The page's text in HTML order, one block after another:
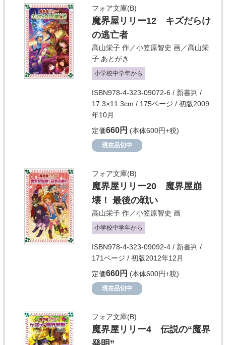
フォア文庫(B)
魔界屋リリー12 キズだらけ
の逃亡者
高山栄子 作／小笠原智史 画／高山栄
子 あとがき
小学校中学年から
ISBN978-4-323-09072-6 / 新書判 /
17.3×11.3cm / 175ページ / 初版2009
年10月
定価660円 (本体600円+税)
現在品切中
フォア文庫(B)
魔界屋リリー20 魔界屋崩
壊！ 最後の戦い
高山栄子 作／小笠原智史 画
小学校中学年から
ISBN978-4-323-09092-4 / 新書判 /
171ページ / 初版2012年12月
定価660円 (本体600円+税)
現在品切中
フォア文庫(B)
魔界屋リリー4 伝説の“魔界